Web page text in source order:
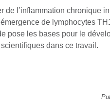
de l’inflammation chronique
de lymphocytes
pose les bases pour le
dans ce travail.